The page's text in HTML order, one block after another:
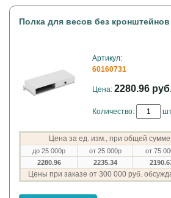
Полка для весов без кронштейнов
Артикул:
60160731
Цена: 2280.96
Количество:
Цена за ед. изм., при общей сумме
до 25 000р от 25 000р от 75
2280.96
2235.34
Цены при заказе от 300 000 руб.